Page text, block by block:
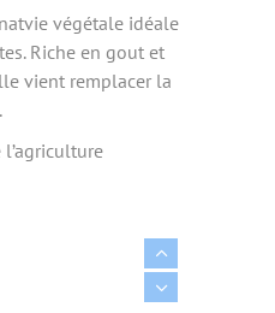
végétale idéale
Riche en gout et
vient remplacer la
UHT 20CL - SOJADE